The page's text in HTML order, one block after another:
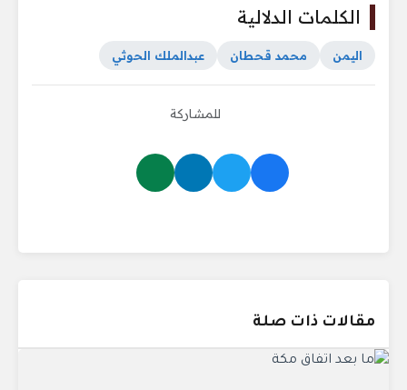
الكلمات الدلالية
اليمن محمد قحطان عبدالملك الحوثي
للمشاركة
مقالات ذات صلة